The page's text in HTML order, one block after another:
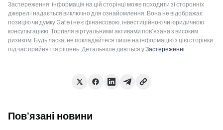
Застереження: інформація на цій сторінці може походити зі сторонніх
джерел і надається виключно для ознайомлення. Вона не відображає
позицію чи думку Gate і не є фінансовою, інвестиційною чи юридичною
консультацією. Торгівля віртуальними активами пов’язана з високим
ризиком. Будь ласка, не покладайтеся лише на інформацію з цієї сторінки
під час прийняття рішень. Детальніше дивіться уЗастереженні.
Пов’язані новини